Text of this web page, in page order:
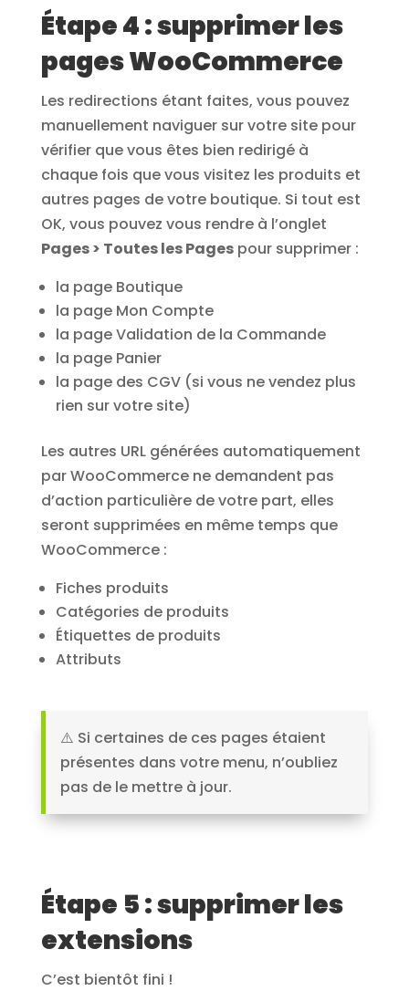
Étape 4 : supprimer les
pages WooCommerce
Les redirections étant faites, vous pouvez
manuellement naviguer sur votre site pour
vérifier que vous êtes bien redirigé à
chaque fois que vous visitez les produits et
autres pages de votre boutique. Si tout est
OK, vous pouvez vous rendre à l’onglet
Pages > Toutes les Pagespour supprimer :
la page Boutique
la page Mon Compte
la page Validation de la Commande
la page Panier
la page des CGV (si vous ne vendez plus
rien sur votre site)
Les autres URL générées automatiquement
par WooCommerce ne demandent pas
d’action particulière de votre part, elles
seront supprimées en même temps que
WooCommerce :
Fiches produits
Catégories de produits
Étiquettes de produits
Attributs
⚠️ Si certaines de ces pages étaient
présentes dans votre menu, n’oubliez
pas de le mettre à jour.
Étape 5 : supprimer les
extensions
C’est bientôt fini !